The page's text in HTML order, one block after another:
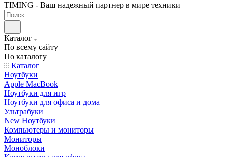
TIMING - Ваш надежный партнер в мире техники
Каталог
По всему сайту
По каталогу
Каталог
Ноутбуки
Apple MacBook
Ноутбуки для игр
Ноутбуки для офиса и дома
Ультрабуки
New Ноутбуки
Компьютеры и мониторы
Мониторы
Моноблоки